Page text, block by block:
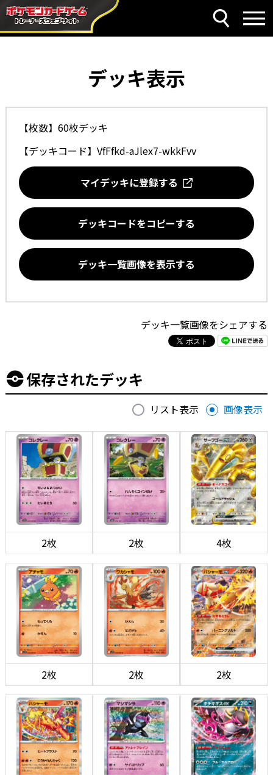
デッキ表示
【枚数】60枚デッキ
【デッキコード】 VfFfkd-aJlex7-wkkFvv
マイデッキに登録する
デッキコードをコピーする
デッキ一覧画像を表示する
デッキ一覧画像をシェアする
保存されたデッキ
リスト表示 画像表示
2枚 2枚 4枚
2枚 2枚 2枚